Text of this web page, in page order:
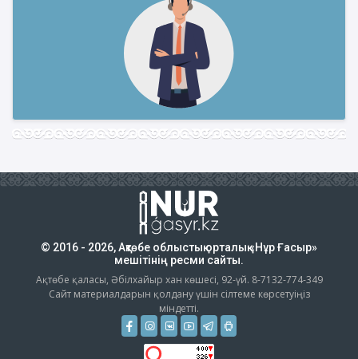
© 2016 - 2026, Ақтөбе облыстық орталық «Нұр Ғасыр»
мешітінің ресми сайты.
Ақтөбе қаласы, Әбілхайыр хан көшесі, 92-үй. 8-7132-774-349
Сайт материалдарын қолдану үшін сілтеме көрсетуіңіз
міндетті.